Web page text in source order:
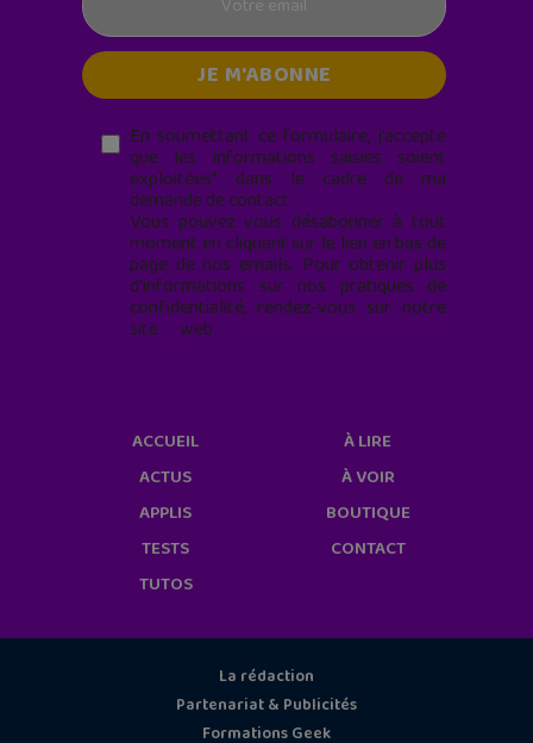
En soumettant ce formulaire, j’accepte
que les informations saisies soient
exploitées* dans le cadre de ma
demande de contact.
Vous pouvez vous désabonner à tout
moment en cliquant sur le lien en bas de
page de nos emails. Pour obtenir plus
d'informations sur nos pratiques de
confidentialité, rendez-vous sur notre
site web
ACCUEIL
ACTUS
APPLIS
TESTS
TUTOS
À LIRE
À VOIR
BOUTIQUE
CONTACT
La rédaction
Partenariat & Publicités
Formations Geek